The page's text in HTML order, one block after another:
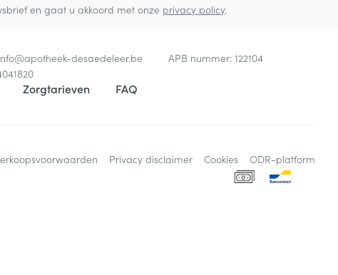
en gaat u akkoord met onze privacy policy.
apotheek-desaedeleer.be APB nummer: 122104
Zorgtarieven FAQ
Privacy disclaimer Cookies ODR-platform